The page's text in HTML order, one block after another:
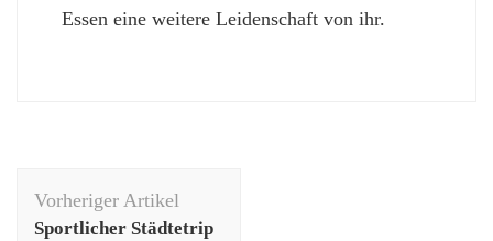
Essen eine weitere Leidenschaft von ihr.
Vorheriger Artikel
Sportlicher Städtetrip